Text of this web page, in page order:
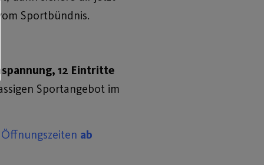
Sportbündnis.
12 Eintritte
Sportangebot im
ab